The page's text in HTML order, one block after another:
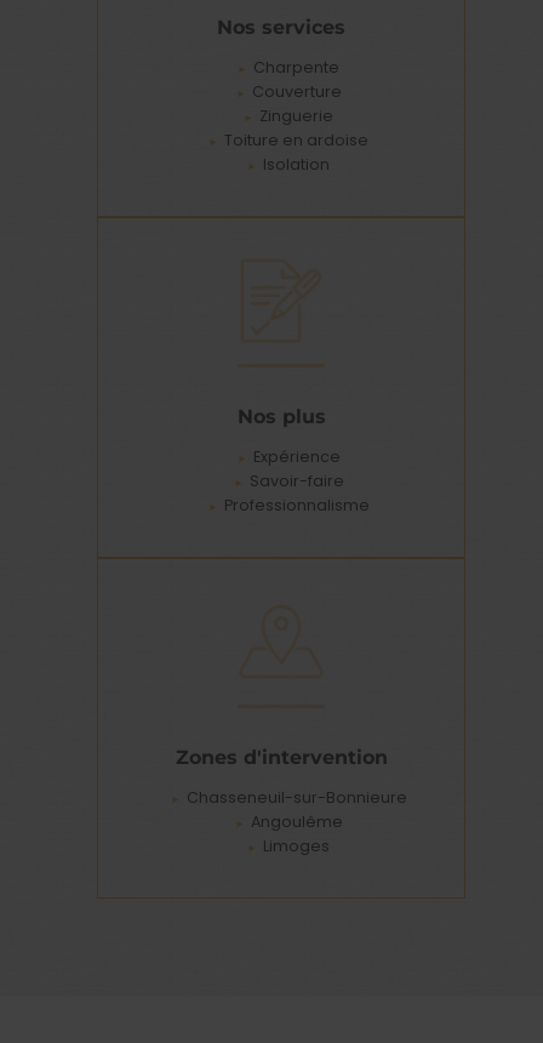
Nos services
Charpente
Couverture
Zinguerie
Toiture en ardoise
Isolation
Nos plus
Expérience
Savoir-faire
Professionnalisme
Zones d'intervention
Chasseneuil-sur-Bonnieure
Angoulême
Limoges